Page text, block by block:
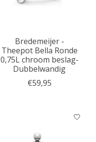
Bredemeijer -
Theepot Bella Ronde
0,75L chroom beslag-
Dubbelwandig
€59,95